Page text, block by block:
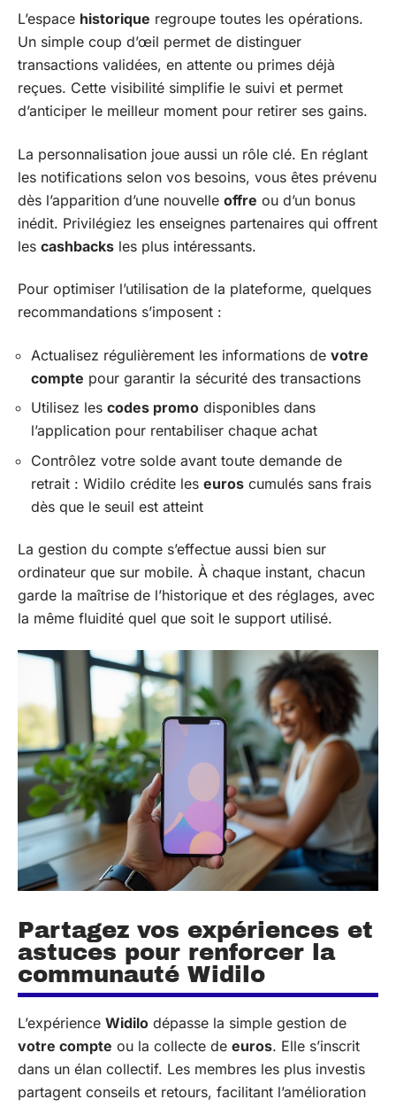
L’espace historique regroupe toutes les opérations.
Un simple coup d’œil permet de distinguer
transactions validées, en attente ou primes déjà
reçues. Cette visibilité simplifie le suivi et permet
d’anticiper le meilleur moment pour retirer ses gains.
La personnalisation joue aussi un rôle clé. En réglant
les notifications selon vos besoins, vous êtes prévenu
dès l’apparition d’une nouvelle offre ou d’un bonus
inédit. Privilégiez les enseignes partenaires qui offrent
les cashbacks les plus intéressants.
Pour optimiser l’utilisation de la plateforme, quelques
recommandations s’imposent :
Actualisez régulièrement les informations de votre
compte pour garantir la sécurité des transactions
Utilisez les codes promo disponibles dans
l’application pour rentabiliser chaque achat
Contrôlez votre solde avant toute demande de
retrait : Widilo crédite les euros cumulés sans frais
dès que le seuil est atteint
La gestion du compte s’effectue aussi bien sur
ordinateur que sur mobile. À chaque instant, chacun
garde la maîtrise de l’historique et des réglages, avec
la même fluidité quel que soit le support utilisé.
Partagez vos expériences et
astuces pour renforcer la
communauté Widilo
L’expérience Widilo dépasse la simple gestion de
votre compte ou la collecte de euros. Elle s’inscrit
dans un élan collectif. Les membres les plus investis
partagent conseils et retours, facilitant l’amélioration